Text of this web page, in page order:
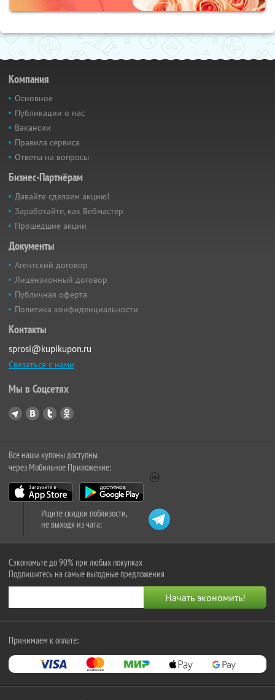
Компания
Основное
Публикации о нас
Вакансии
Правила сервиса
Ответы на вопросы
Бизнес-Партнёрам
Давайте сделаем акцию!
Заработайте, как Вебмастер
Прошедшие акции
Документы
Агентский договор
Лицензионный договор
Публичная оферта
Политика конфиденциальности
Контакты
sprosi@kupikupon.ru
Связаться с нами
Мы в Соцсетях
Все наши купоны доступны
через Мобильное Приложение:
Ищите скидки поблизости,
не выходя из чата:
Сэкономьте до 90% при любых покупках
Подпишитесь на самые выгодные предложения
Принимаем к оплате: